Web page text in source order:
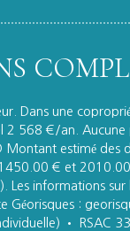
Dans une
2 568 €/an. Aucune
Montant estimé des
€ et
informations sur
Géorisques :
• RSAC